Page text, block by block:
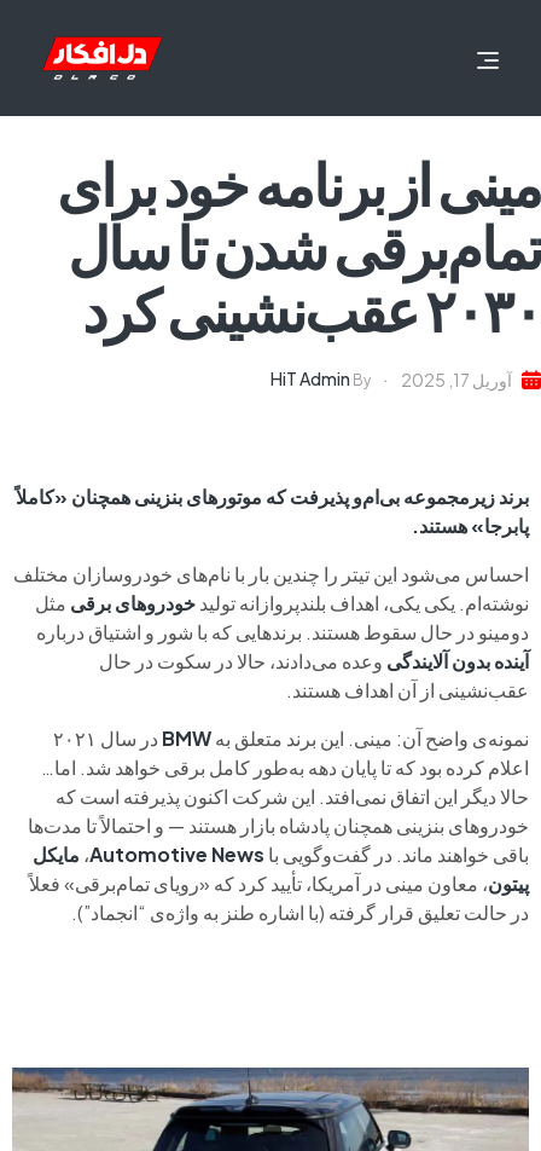
مینی از برنامه خود برای
تمام‌برقی شدن تا سال
۲۰۳۰ عقب‌نشینی کرد
آوریل 17, 2025 By
HiT Admin
برند زیرمجموعه بی‌ام‌و پذیرفت که موتورهای بنزینی همچنان «کاملاً
پابرجا» هستند.
احساس می‌شود این تیتر را چندین بار با نام‌های خودروسازان مختلف
نوشته‌ام. یکی یکی، اهداف بلندپروازانه تولیدخودروهای برقی مثل
دومینو در حال سقوط هستند. برندهایی که با شور و اشتیاق درباره
آینده بدون آلایندگی وعده می‌دادند، حالا در سکوت در حال
عقب‌نشینی از آن اهداف هستند.
نمونه‌ی واضح آن: مینی. این برند متعلق بهBMW
در سال ۲۰۲۱
اعلام کرده بود که تا پایان دهه به‌طور کامل برقی خواهد شد. اما…
حالا دیگر این اتفاق نمی‌افتد. این شرکت اکنون پذیرفته است که
خودروهای بنزینی همچنان پادشاه بازار هستند — و احتمالاً تا مدت‌ها
باقی خواهند ماند. در گفت‌وگویی با Automotive News، مایکل
پیتون، معاون مینی در آمریکا، تأیید کرد که «رویای تمام‌برقی» فعلاً
در حالت تعلیق قرار گرفته (با اشاره طنز به واژه‌ی “انجماد”).